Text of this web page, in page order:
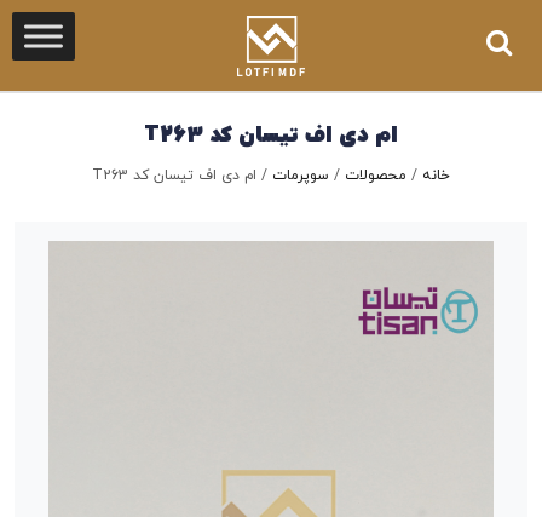
ام دی اف تیسان کد T263
خانه / محصولات / سوپرمات / ام دی اف تیسان کد T263